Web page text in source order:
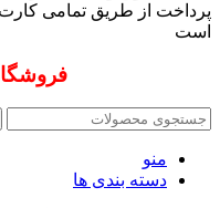
پرداخت از طریق تمامی
است
منو
دسته بندی ها